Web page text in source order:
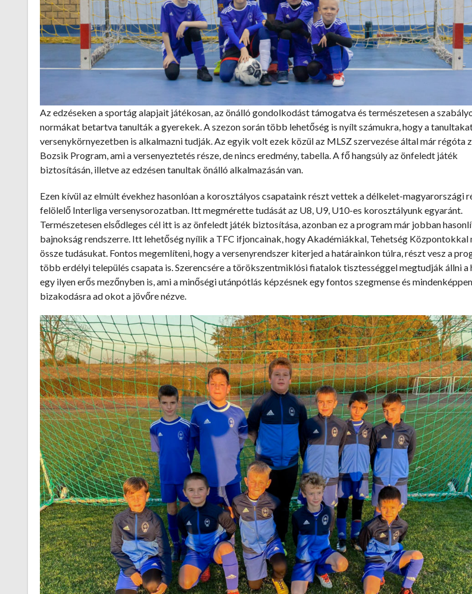
Az edzéseken a sportág alapjait játékosan, az önálló gondolkodást támogatva és természetesen a
normákat betartva tanulták a gyerekek. A szezon során több lehetőség is nyílt számukra, hogy a
versenykörnyezetben is alkalmazni tudják. Az egyik volt ezek közül az MLSZ szervezése által már régóta
Bozsik Program, ami a versenyeztetés része, de nincs eredmény, tabella. A fő hangsúly az önfeledt játék
biztosításán, illetve az edzésen tanultak önálló alkalmazásán van.
Ezen kívül az elmúlt évekhez hasonlóan a korosztályos csapataink részt vettek a délkelet-magyarországi
felölelő Interliga versenysorozatban. Itt megmérette tudását az U8, U9, U10-es korosztályunk egyaránt.
Természetesen elsődleges cél itt is az önfeledt játék biztosítása, azonban ez a program már jobban
bajnokság rendszerre. Itt lehetőség nyílik a TFC ifjoncainak, hogy Akadémiákkal, Tehetség Központokkal
össze tudásukat. Fontos megemlíteni, hogy a versenyrendszer kiterjed a határainkon túlra, részt vesz a
több erdélyi település csapata is. Szerencsére a törökszentmiklósi fiatalok tisztességgel megtudják állni a
egy ilyen erős mezőnyben is, ami a minőségi utánpótlás képzésnek egy fontos szegmense és mindenképpen
bizakodásra ad okot a jövőre nézve.